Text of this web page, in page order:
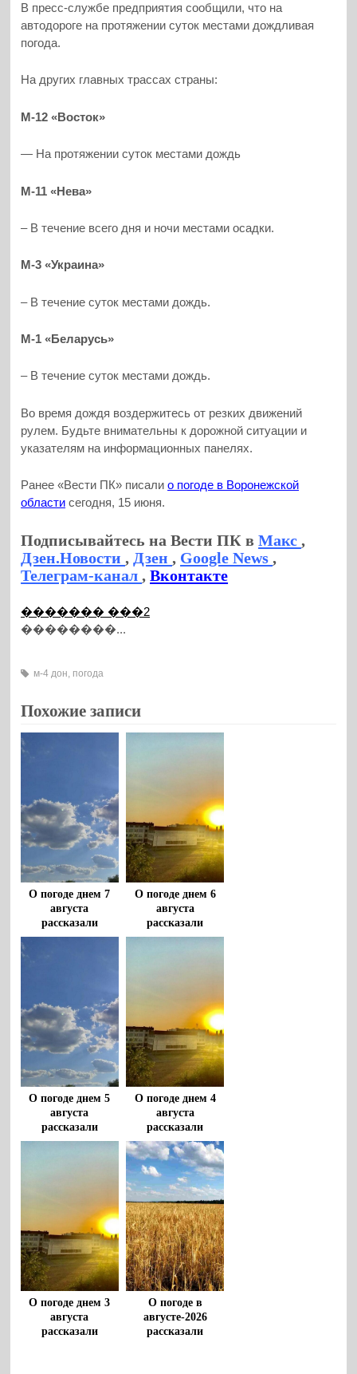
В пресс-службе предприятия сообщили, что на
автодороге на протяжении суток местами дождливая
погода.
На других главных трассах страны:
М-12 «Восток»
— На протяжении суток местами дождь
М-11 «Нева»
– В течение всего дня и ночи местами осадки.
М-3 «Украина»
– В течение суток местами дождь.
М-1 «Беларусь»
– В течение суток местами дождь.
Во время дождя воздержитесь от резких движений
рулем. Будьте внимательны к дорожной ситуации и
указателям на информационных панелях.
Ранее «Вести ПК» писалио погоде в Воронежской
области сегодня, 15 июня.
Подписывайтесь на Вести ПК вМакс,
Дзен.Новости, Дзен, Google News,
Телеграм-канал,Вконтакте
������� ���2
��������...
м-4 дон погода
Похожие записи
О погоде днем 7
августа
рассказали
воронежцам
О погоде днем 6
августа
рассказали
воронежцам
О погоде днем 5
августа
рассказали
воронежцам
О погоде днем 4
августа
рассказали
воронежцам
О погоде днем 3
августа
рассказали
О погоде в
августе-2026
рассказали